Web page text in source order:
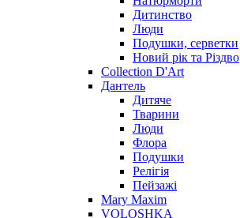
Дитинство
Люди
Подушки, серветки
Новий рік та Різдво
Collection D'Art
Дантель
Дитяче
Тварини
Люди
Флора
Подушки
Релігія
Пейзажі
Mary Maxim
VOLOSHKA